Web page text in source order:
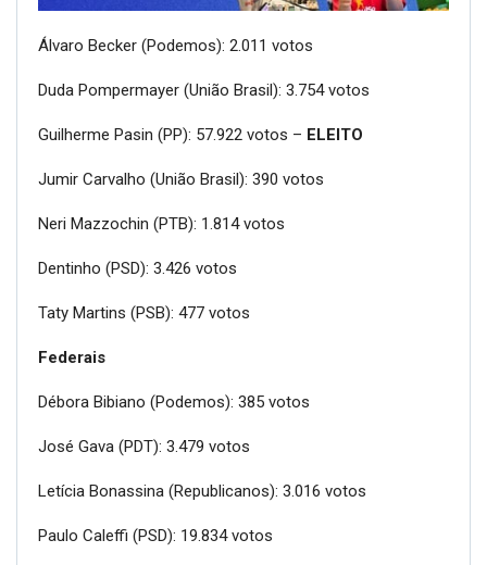
Álvaro Becker (Podemos): 2.011 votos
Duda Pompermayer (União Brasil): 3.754 votos
Guilherme Pasin (PP): 57.922 votos – ELEITO
Jumir Carvalho (União Brasil): 390 votos
Neri Mazzochin (PTB): 1.814 votos
Dentinho (PSD): 3.426 votos
Taty Martins (PSB): 477 votos
Federais
Débora Bibiano (Podemos): 385 votos
José Gava (PDT): 3.479 votos
Letícia Bonassina (Republicanos): 3.016 votos
Paulo Caleffi (PSD): 19.834 votos